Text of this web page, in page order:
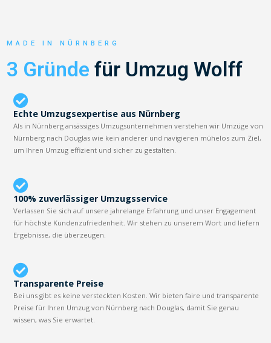
MADE IN NÜRNBERG
3 Gründe für Umzug Wolff
Echte Umzugsexpertise aus Nürnberg
Als in Nürnberg ansässiges Umzugsunternehmen verstehen wir Umzüge von
Nürnberg nach Douglas wie kein anderer und navigieren mühelos zum Ziel,
um Ihren Umzug effizient und sicher zu gestalten.
100% zuverlässiger Umzugsservice
Verlassen Sie sich auf unsere jahrelange Erfahrung und unser Engagement
für höchste Kundenzufriedenheit. Wir stehen zu unserem Wort und liefern
Ergebnisse, die überzeugen.
Transparente Preise
Bei uns gibt es keine versteckten Kosten. Wir bieten faire und transparente
Preise für Ihren Umzug von Nürnberg nach Douglas, damit Sie genau
wissen, was Sie erwartet.